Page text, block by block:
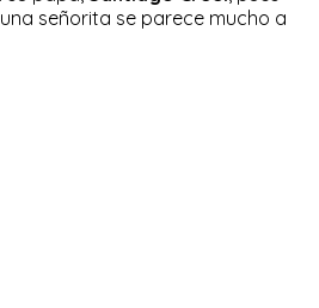
señorita se parece mucho a